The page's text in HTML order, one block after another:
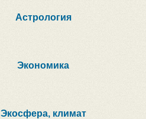
Астрология
Экономика
Экосфера, климат